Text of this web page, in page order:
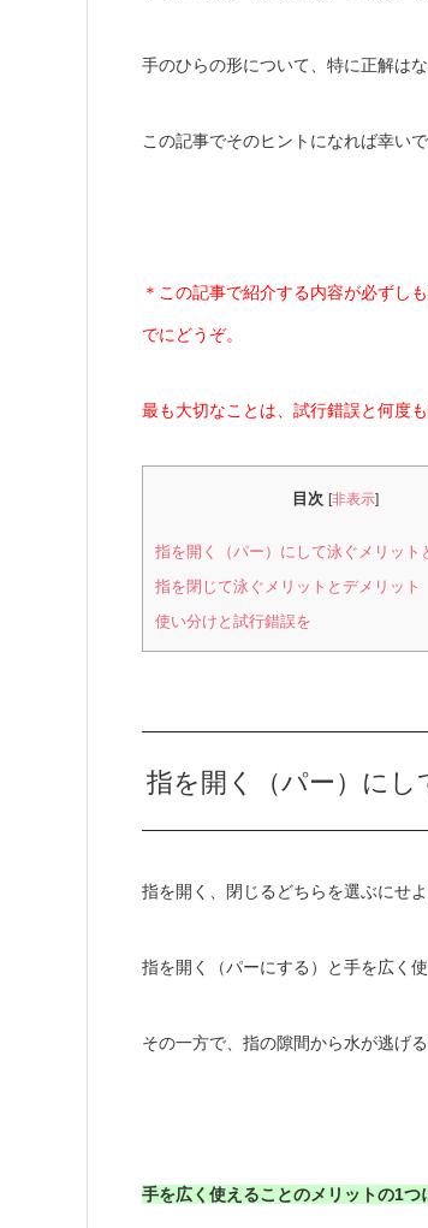
手のひらの形について、特に正解は
この記事でそのヒントになれば幸いで
＊この記事で紹介する内容が必ずし
でにどうぞ。
最も大切なことは、試行錯誤と何度
目次 [非表示]
指を開く（パー）にして泳ぐメリット
指を閉じて泳ぐメリットとデメリット
使い分けと試行錯誤を
指を開く（パー）に
指を開く、閉じるどちらを選ぶにせ
指を開く（パーにする）と手を広く
その一方で、指の隙間から水が逃げ
手を広く使えることのメリットの1つ